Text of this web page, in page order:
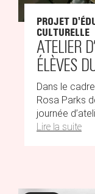
PROJET
CULTURELLE
ATELIER
ÉLÈVES
Dans le
Rosa Parks
journée
Lire la suite